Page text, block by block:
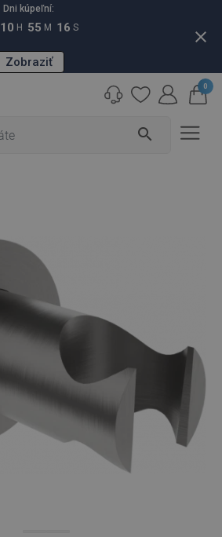
Dni kúpeľní:
10 H 55 M 15 S
Zobraziť
close
search
0